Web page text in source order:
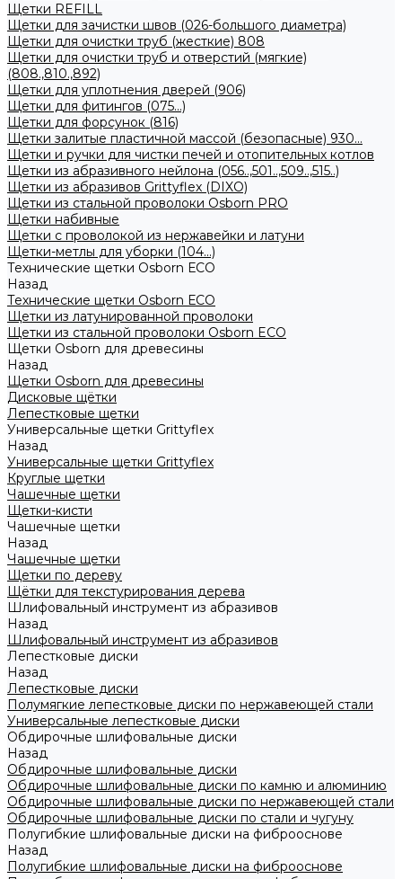
Щетки REFILL
Щетки для зачистки швов (026-большого диаметра)
Щетки для очистки труб (жесткие) 808
Щетки для очистки труб и отверстий (мягкие)
(808.,810.,892)
Щетки для уплотнения дверей (906)
Щетки для фитингов (075...)
Щетки для форсунок (816)
Щетки залитые пластичной массой (безопасные) 930...
Щетки и ручки для чистки печей и отопительных котлов
Щетки из абразивного нейлона (056..,501..,509..,515..)
Щетки из абразивов Grittyflex (DIXO)
Щетки из стальной проволоки Osborn PRO
Щетки набивные
Щетки с проволокой из нержавейки и латуни
Щетки-метлы для уборки (104...)
Технические щетки Osborn ЕСО
Назад
Технические щетки Osborn ЕСО
Щетки из латунированной проволоки
Щетки из стальной проволоки Osborn ECO
Щетки Osborn для древесины
Назад
Щетки Osborn для древесины
Дисковые щётки
Лепестковые щетки
Универсальные щетки Grittyflex
Назад
Универсальные щетки Grittyflex
Круглые щетки
Чашечные щетки
Щетки-кисти
Чашечные щетки
Назад
Чашечные щетки
Щетки по дереву
Щётки для текстурирования дерева
Шлифовальный инструмент из абразивов
Назад
Шлифовальный инструмент из абразивов
Лепестковые диски
Назад
Лепестковые диски
Полумягкие лепестковые диски по нержавеющей стали
Универсальные лепестковые диски
Обдирочные шлифовальные диски
Назад
Обдирочные шлифовальные диски
Обдирочные шлифовальные диски по камню и алюминию
Обдирочные шлифовальные диски по нержавеющей стали
Обдирочные шлифовальные диски по стали и чугуну
Полугибкие шлифовальные диски на фиброоснове
Назад
Полугибкие шлифовальные диски на фиброоснове